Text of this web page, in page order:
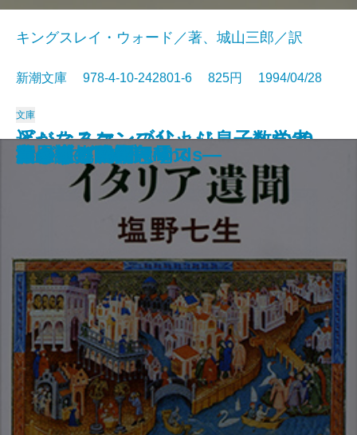
ハツカネズミと人間
人生の親戚
橋のない川 七
鳥人計画
幽霊屋敷の電話番
つねならぬ話
遥かなるケンブリッジ―一数学者
のイギリス―
色彩の息子
きらきらひかる
ビジネスマンの父より息子への30
通の手紙
キングスレイ・ウォード／著、城山三郎／訳
新潮文庫 978-4-10-242801-6 825円 1994/04/28
文庫
イタリア遺聞
旅のラゴス
夜の樹
不思議の国のアリス
わが性と生
夏の庭―The Friends―
いもうと物語
黄金を抱いて翔べ
エトロフ発緊急電
行きずりの街